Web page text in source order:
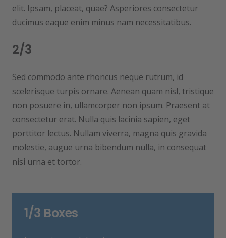
elit. Ipsam, placeat, quae? Asperiores consectetur
ducimus eaque enim minus nam necessitatibus.
2/3
Sed commodo ante rhoncus neque rutrum, id
scelerisque turpis ornare. Aenean quam nisl, tristique
non posuere in, ullamcorper non ipsum. Praesent at
consectetur erat. Nulla quis lacinia sapien, eget
porttitor lectus. Nullam viverra, magna quis gravida
molestie, augue urna bibendum nulla, in consequat
nisi urna et tortor.
1/3 Boxes